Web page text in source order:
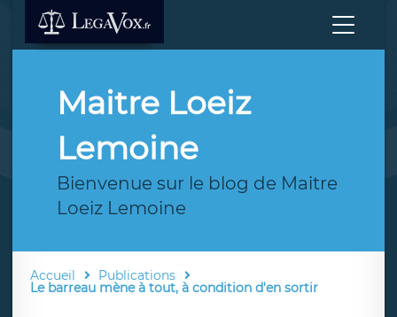
Maitre Loeiz
Lemoine
Bienvenue sur le blog de Maitre
Loeiz Lemoine
Accueil Publications
Le barreau mène à tout, à condition d'en sortir